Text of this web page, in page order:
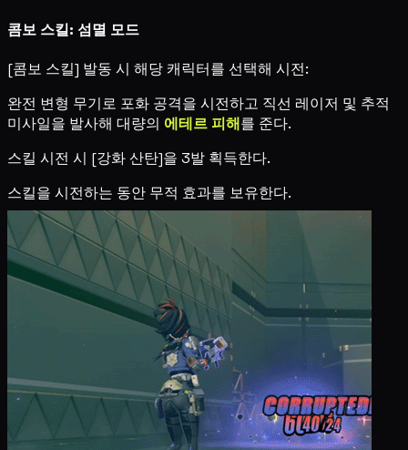
콤보 스킬: 섬멸 모드
[콤보 스킬] 발동 시 해당 캐릭터를 선택해 시전:
완전 변형 무기로 포화 공격을 시전하고 직선 레이저 및 추적
미사일을 발사해 대량의 에테르 피해를 준다.
스킬 시전 시 [강화 산탄]을 3발 획득한다.
스킬을 시전하는 동안 무적 효과를 보유한다.